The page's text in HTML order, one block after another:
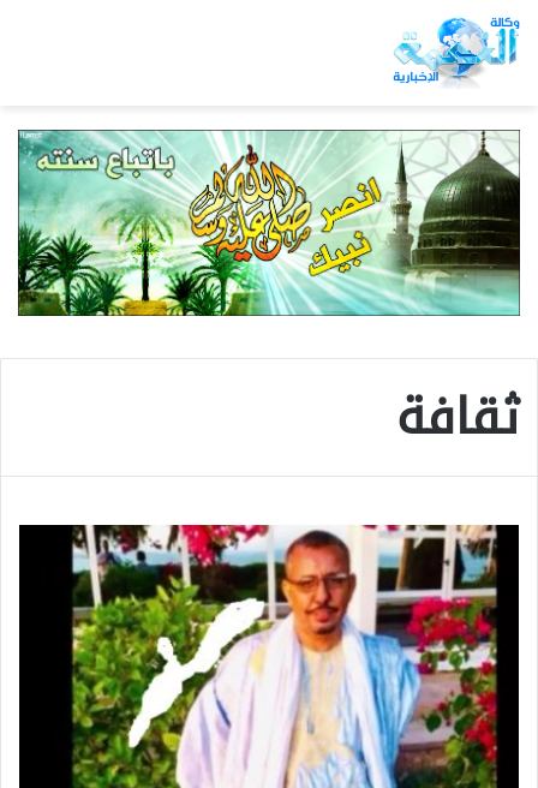
ثقافة